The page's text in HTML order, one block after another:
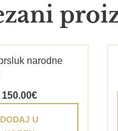
narodne
150.00€
DODAJ U